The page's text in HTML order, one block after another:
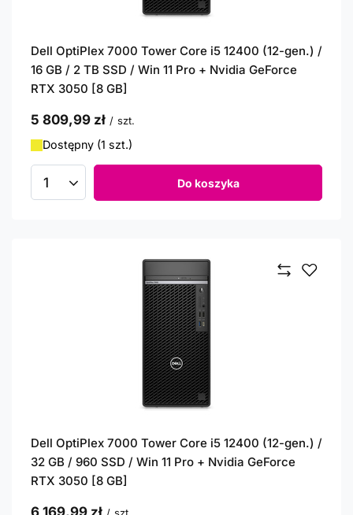
Dell OptiPlex 7000 Tower Core i5 12400 (12-gen.) /
16 GB / 2 TB SSD / Win 11 Pro + Nvidia GeForce
RTX 3050 [8 GB]
5 809,99 zł / szt.
Dostępny (1 szt.)
Ilość produktów Do koszyka
Dell OptiPlex 7000 Tower Core i5 12400 (12-gen.) /
32 GB / 960 SSD / Win 11 Pro + Nvidia GeForce
RTX 3050 [8 GB]
6 169,99 zł